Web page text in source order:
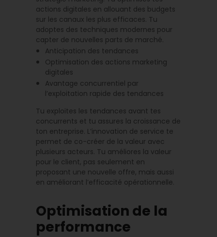
actions digitales en allouant des budgets
sur les canaux les plus efficaces. Tu
adoptes des techniques modernes pour
capter de nouvelles parts de marché.
Anticipation des tendances
Optimisation des actions marketing
digitales
Avantage concurrentiel par
l’exploitation rapide des tendances
Tu exploites les tendances avant tes
concurrents et tu assures la croissance de
ton entreprise. L’innovation de service te
permet de co-créer de la valeur avec
plusieurs acteurs. Tu améliores la valeur
pour le client, pas seulement en
proposant une nouvelle offre, mais aussi
en améliorant l’efficacité opérationnelle.
Optimisation de la
performance